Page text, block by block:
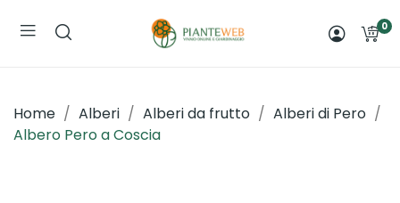
0
Home Alberi Alberi da frutto
Alberi di Pero
Albero Pero a Coscia